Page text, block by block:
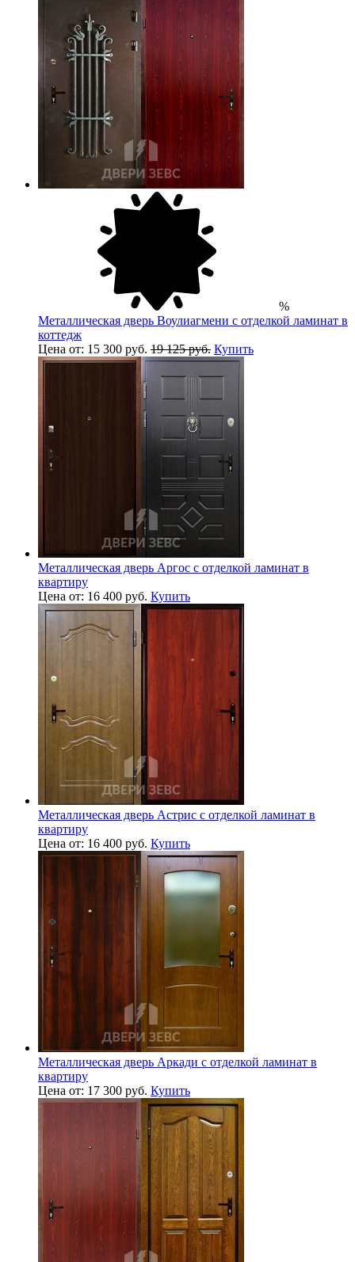
%
Металлическая дверь Воулиагмени с отделкой ламинат в
коттедж
Цена от: 15 300 руб. 19 125 руб. Купить
Металлическая дверь Аргос с отделкой ламинат в
квартиру
Цена от: 16 400 руб. Купить
Металлическая дверь Астрис с отделкой ламинат в
квартиру
Цена от: 16 400 руб. Купить
Металлическая дверь Аркади с отделкой ламинат в
квартиру
Цена от: 17 300 руб. Купить